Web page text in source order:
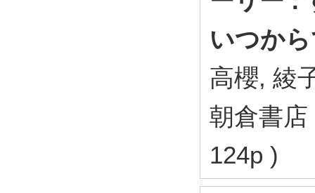
いつか
高櫻, 綾
朝倉書
124p )